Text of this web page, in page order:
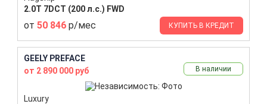
2.0T 7DCT (200 л.с.) FWD
от 50 846 р/мес КУПИТЬ В КРЕДИТ
GEELY PREFACE
от 2 890 000 руб
В наличии
Luxury